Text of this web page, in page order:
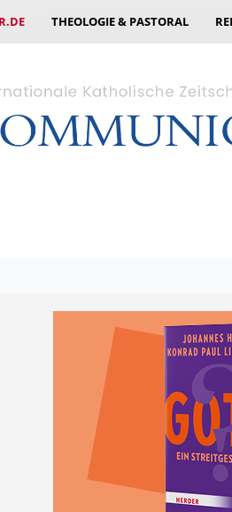
THEOLOGIE & PASTORAL